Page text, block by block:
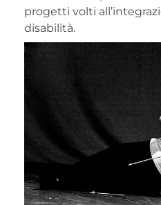
progetti volti
disabilità.